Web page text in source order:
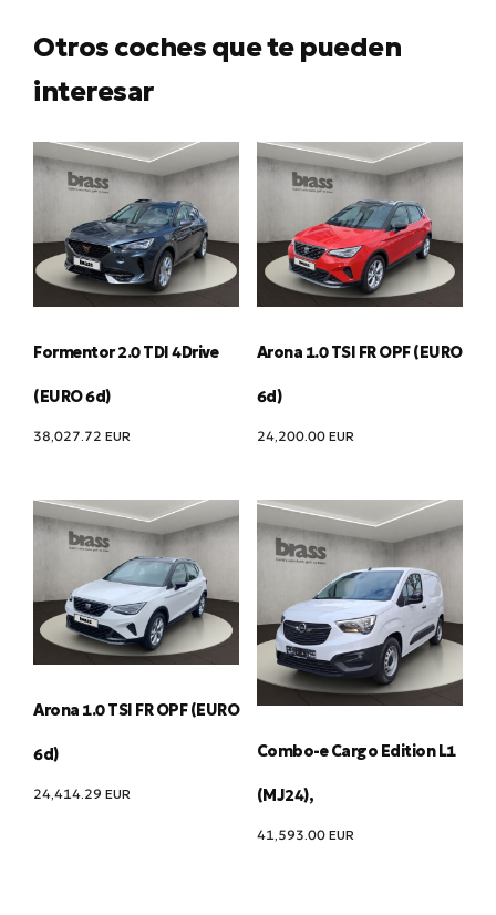
Otros coches que te pueden
interesar
Formentor 2.0 TDI 4Drive
(EURO 6d)
38,027.72 EUR
Arona 1.0 TSI FR OPF (EURO
6d)
24,200.00 EUR
Arona 1.0 TSI FR OPF (EURO
6d)
24,414.29 EUR
Combo-e Cargo Edition L1
(MJ24),
41,593.00 EUR